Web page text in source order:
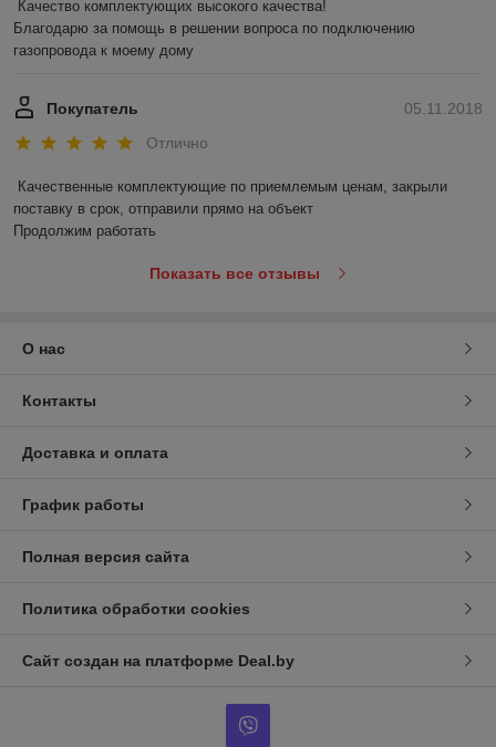
Качество комплектующих высокого качества!
Благодарю за помощь в решении вопроса по подключению
газопровода к моему дому
05.11.2018
Покупатель
Отлично
Качественные комплектующие по приемлемым ценам, закрыли
поставку в срок, отправили прямо на объект
Продолжим работать
Показать все отзывы
О нас
Контакты
Доставка и оплата
График работы
Полная версия сайта
Политика обработки cookies
Сайт создан на платформе Deal.by